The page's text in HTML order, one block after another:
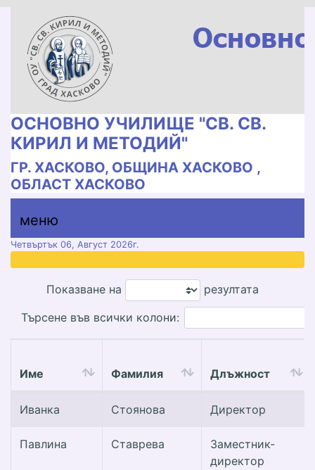
ОСНОВНО УЧИЛИЩЕ "СВ. СВ.
КИРИЛ И МЕТОДИЙ"
ГР. ХАСКОВО, ОБЩИНА ХАСКОВО ,
ОБЛАСТ ХАСКОВО
меню горно
меню
меню
Четвъртък 06, Август 2026г.
Показване на резултата
Търсене във всички колони:
Име Фамилия Длъжност
Иванка Стоянова Директор
Павлина Ставрева
Заместник-
директор